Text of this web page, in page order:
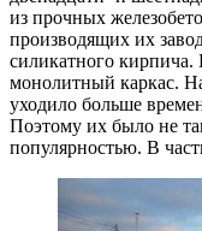
из прочных
производящих их
силикатного кирпича.
монолитный каркас.
уходило больше
Поэтому их было не
популярностью. В